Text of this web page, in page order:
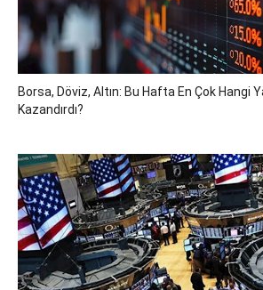
Borsa, Döviz, Altın: Bu Hafta En Çok Hangi
Kazandırdı?